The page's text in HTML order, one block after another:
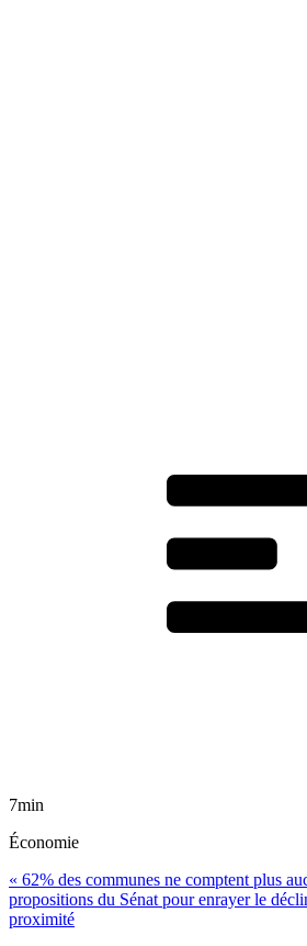
7min
Économie
« 62% des communes ne comptent plus
propositions du Sénat pour enrayer le
proximité